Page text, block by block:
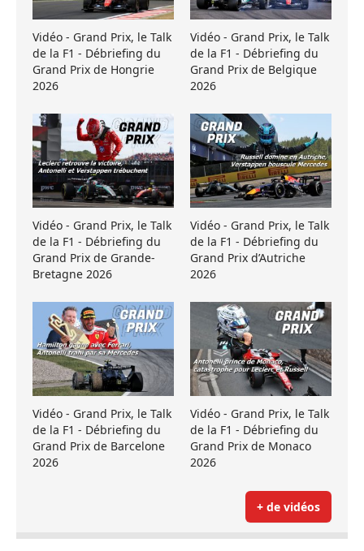
Vidéo - Grand Prix, le Talk
de la F1 - Débriefing du
Grand Prix de Hongrie
2026
Vidéo - Grand Prix, le Talk
de la F1 - Débriefing du
Grand Prix de Belgique
2026
Vidéo - Grand Prix, le Talk
de la F1 - Débriefing du
Grand Prix de Grande-
Bretagne 2026
Vidéo - Grand Prix, le Talk
de la F1 - Débriefing du
Grand Prix d’Autriche
2026
Vidéo - Grand Prix, le Talk
de la F1 - Débriefing du
Grand Prix de Barcelone
2026
Vidéo - Grand Prix, le Talk
de la F1 - Débriefing du
Grand Prix de Monaco
2026
+ de vidéos